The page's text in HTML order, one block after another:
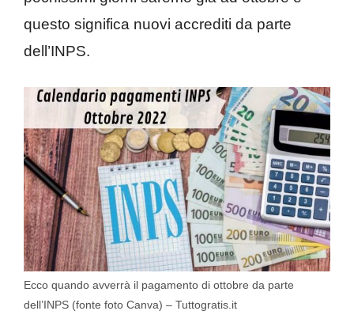
questo significa nuovi accrediti da parte
dell’INPS.
Ecco quando avverrà il pagamento di ottobre da parte
dell’INPS (fonte foto Canva) – Tuttogratis.it